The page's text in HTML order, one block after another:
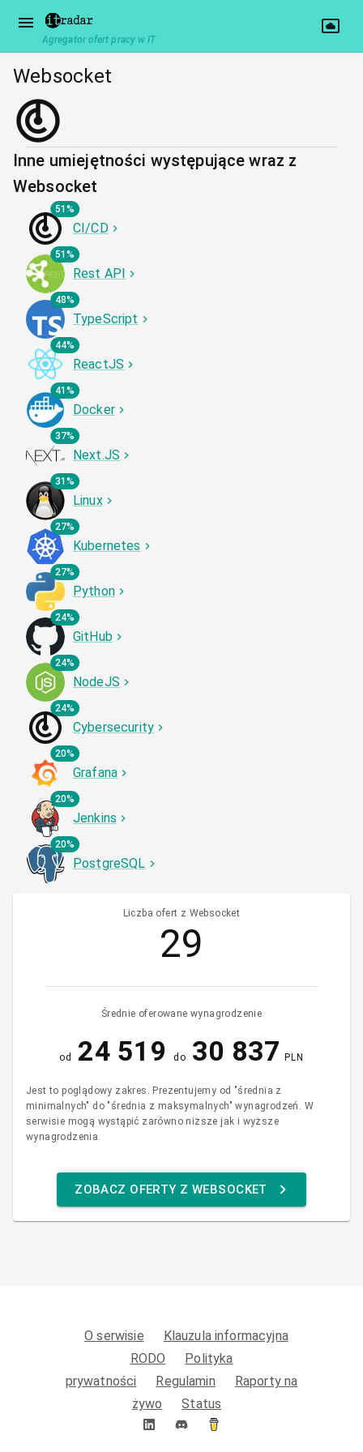
Agregator ofert pracy w IT
Websocket
Inne umiejętności występujące wraz z
Websocket
51%
CI/CD
51%
Rest API
48%
TypeScript
44%
ReactJS
41%
Docker
37%
Next.JS
31%
Linux
27%
Kubernetes
27%
Python
24%
GitHub
24%
NodeJS
24%
Cybersecurity
20%
Grafana
20%
Jenkins
20%
PostgreSQL
Liczba ofert z Websocket
29
Średnie oferowane wynagrodzenie
od 24 519 do 30 837 PLN
Jest to poglądowy zakres. Prezentujemy od "średnia z
minimalnych" do "średnia z maksymalnych" wynagrodzeń. W
serwisie mogą wystąpić zarówno niższe jak i wyższe
wynagrodzenia.
ZOBACZ OFERTY Z WEBSOCKET
O serwisie
Klauzula informacyjna
RODO
Polityka
prywatności
Regulamin
Raporty na
żywo
Status